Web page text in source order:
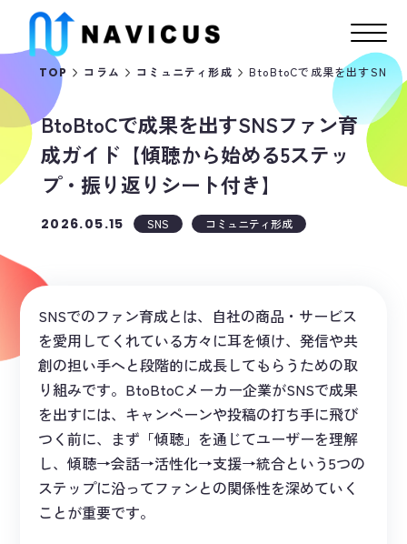
TOP コラム コミュニティ形成 BtoBtoCで成果を出すSNS
BtoBtoCで成果を出すSNSファン育
成ガイド【傾聴から始める5ステッ
プ・振り返りシート付き】
2026.05.15 SNS コミュニティ形成
SNSでのファン育成とは、自社の商品・サービス
を愛用してくれている方々に耳を傾け、発信や共
創の担い手へと段階的に成長してもらうための取
り組みです。BtoBtoCメーカー企業がSNSで成果
を出すには、キャンペーンや投稿の打ち手に飛び
つく前に、まず「傾聴」を通じてユーザーを理解
し、傾聴→会話→活性化→支援→統合という5つの
ステップに沿ってファンとの関係性を深めていく
ことが重要です。